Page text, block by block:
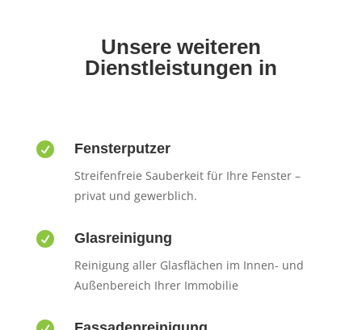
Unsere weiteren
Dienstleistungen in
 Fensterputzer
Streifenfreie Sauberkeit für Ihre Fenster –
privat und gewerblich.
 Glasreinigung
Reinigung aller Glasflächen im Innen- und
Außenbereich Ihrer Immobilie